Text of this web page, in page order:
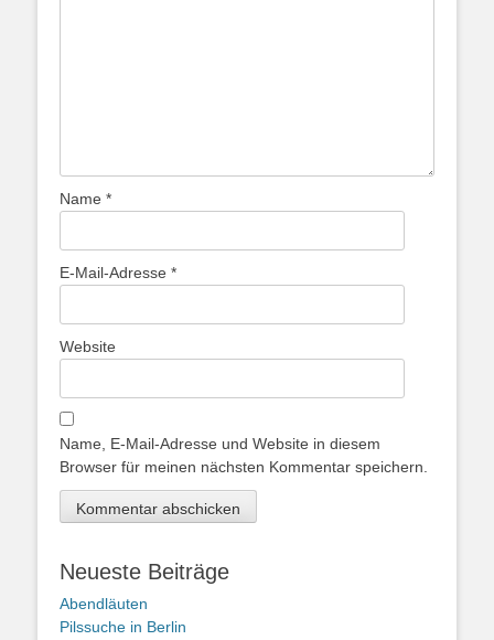
Name *
E-Mail-Adresse *
Website
Name, E-Mail-Adresse und Website in diesem
Browser für meinen nächsten Kommentar speichern.
Neueste Beiträge
Abendläuten
Pilssuche in Berlin